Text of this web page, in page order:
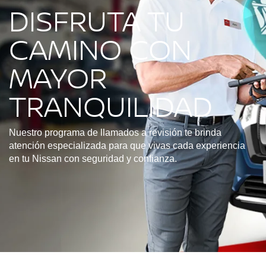
DISFRUTA TU
CAMINO CON
MAYOR
TRANQUILIDAD
Nuestro programa de llamados a revisión te brinda
atención especializada para que vivas cada experiencia
en tu Nissan con seguridad y confianza.